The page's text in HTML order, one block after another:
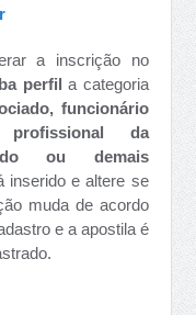
a inscrição no
perfil a categoria
funcionário
da
ou demais
inserido e altere se
muda de acordo
e a apostila é